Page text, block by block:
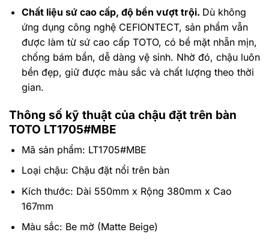
Chất liệu sứ cao cấp, độ bền vượt trội. Dù không
ứng dụng công nghệ CEFIONTECT, sản phẩm vẫn
được làm từ sứ cao cấp TOTO, có bề mặt nhẵn mịn,
chống bám bẩn, dễ dàng vệ sinh. Nhờ đó, chậu luôn
bền đẹp, giữ được màu sắc và chất lượng theo thời
gian.
Thông số kỹ thuật của chậu đặt trên bàn
TOTO LT1705#MBE
Mã sản phẩm: LT1705#MBE
Loại chậu: Chậu đặt nổi trên bàn
Kích thước: Dài 550mm x Rộng 380mm x Cao
167mm
Màu sắc: Be mờ (Matte Beige)